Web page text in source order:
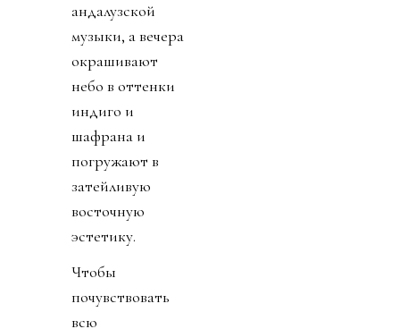
андалузской
музыки, а вечера
окрашивают
небо в оттенки
индиго и
шафрана и
погружают в
затейливую
восточную
эстетику.
Чтобы
почувствовать
всю